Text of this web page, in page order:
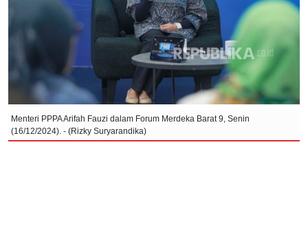
Menteri PPPA Arifah Fauzi dalam Forum Merdeka Barat 9, Senin
(16/12/2024). - (Rizky Suryarandika)